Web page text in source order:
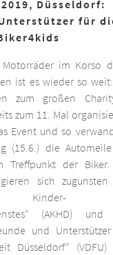
Düsseldorf:
für
im Korso
ist es wieder so
zum großen
zum 11. Mal
Event und so
(15.6.) die
Treffpunkt der
sich
Kinder-
(AKHD) und
und
Düsseldorf“